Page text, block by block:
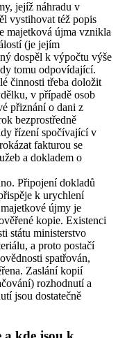
jejíž náhradu v
vystihovat též popis
majetková újma vznikla
(je jejím
dospěl k výpočtu výše
tomu odpovídající.
činnosti třeba doložit
v případě osob
přiznání o dani z
bezprostředně
řízení spočívající v
fakturou se
a dokladem o
Připojení dokladů
k urychlení
újmy je
kopie. Existenci
státu ministerstvo
a proto postačí
spatřován,
Zaslání kopií
rozhodnutí a
jsou dostatečně